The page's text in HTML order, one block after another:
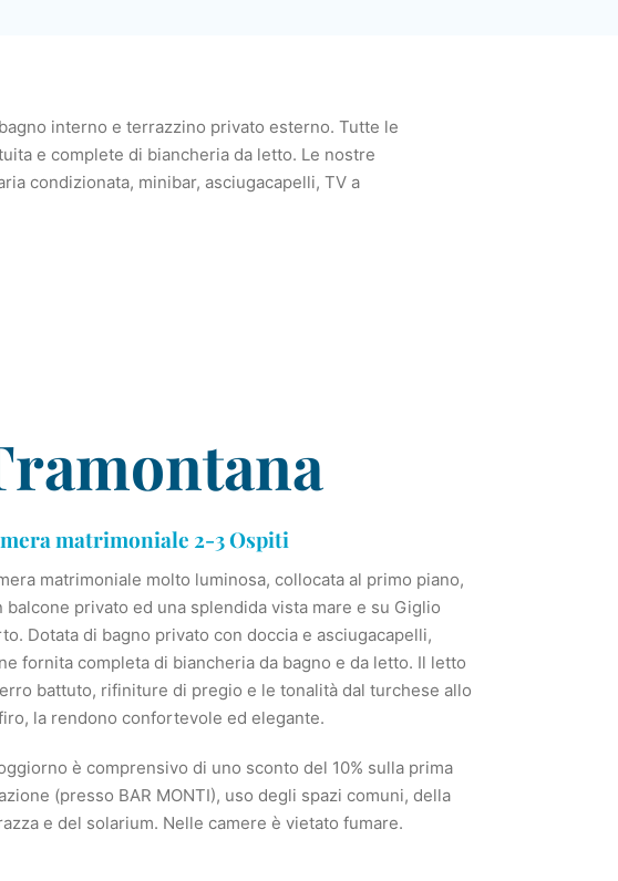
interno e terrazzino privato esterno. Tutte le
e complete di biancheria da letto. Le nostre
condizionata, minibar, asciugacapelli, TV a
matrimoniale 2-3 Ospiti
matrimoniale molto luminosa, collocata al primo piano,
balcone privato ed una splendida vista mare e su Giglio
Dotata di bagno privato con doccia e asciugacapelli,
fornita completa di biancheria da bagno e da letto. Il letto
battuto, rifiniture di pregio e le tonalità dal turchese allo
la rendono confortevole ed elegante.
è comprensivo di uno sconto del 10% sulla prima
(presso BAR MONTI), uso degli spazi comuni, della
e del solarium. Nelle camere è vietato fumare.